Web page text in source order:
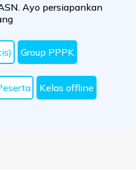
Ayo persiapankan
Group PPPK
Kelas offline